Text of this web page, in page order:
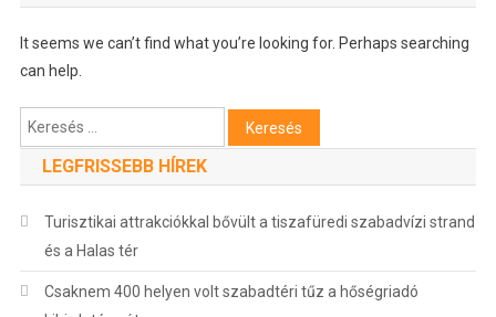
It seems we can’t find what you’re looking for. Perhaps searching
can help.
Keresés:
LEGFRISSEBB HÍREK
Turisztikai attrakciókkal bővült a tiszafüredi szabadvízi strand
és a Halas tér
Csaknem 400 helyen volt szabadtéri tűz a hőségriadó